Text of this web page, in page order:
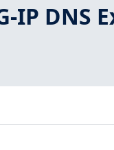
IP DNS